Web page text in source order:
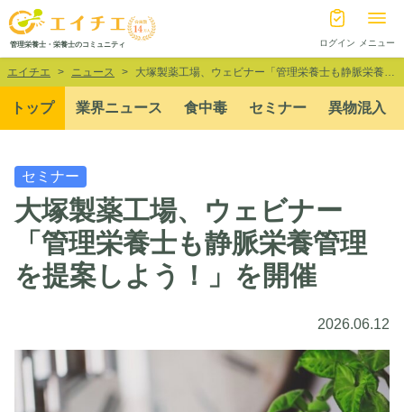
管理栄養士・栄養士のコミュニティ ログイン メニュー
エイチエ ニュース 大塚製薬工場、ウェビナー「管理栄養士も静脈栄養管理を提案しよう！」を開催
トップ 業界ニュース 食中毒 セミナー 異物混入
セミナー
大塚製薬工場、ウェビナー
「管理栄養士も静脈栄養管理
を提案しよう！」を開催
2026.06.12